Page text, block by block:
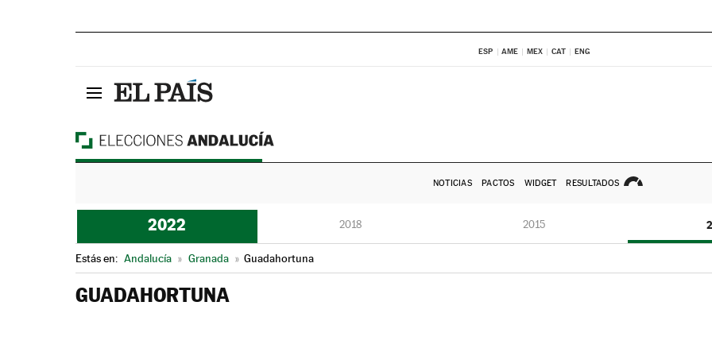
ESP AME MEX CAT ENG
NOTICIAS PACTOS WIDGET RESULTADOS
2022 2018 2015
Estás en: Andalucía » Granada » Guadahortuna
GUADAHORTUNA